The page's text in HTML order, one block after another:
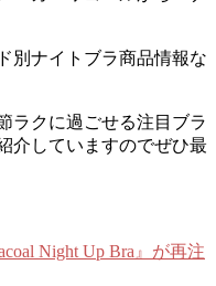
別ナイトブラ商品情報な
ラクに過ごせる注目ブラ
介していますのでぜひ最
Night Up Bra』が再注